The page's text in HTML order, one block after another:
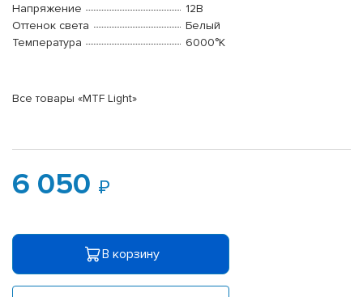
Напряжение
12В
Оттенок света
Белый
Температура
6000°K
Все товары «MTF Light»
6 050
В корзину